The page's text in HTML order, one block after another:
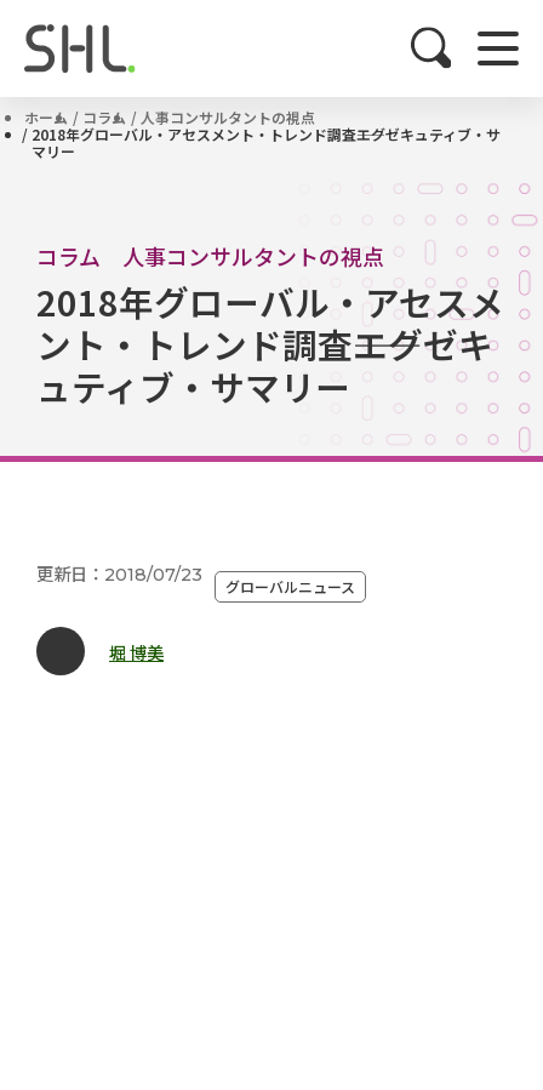
ホーム コラム
人事コンサルタントの視点
2018年グローバル・アセスメント・トレンド調査――エグゼキュティブ・サ
マリー
コラム 人事コンサルタントの視点
2018年グローバル・アセスメ
ント・トレンド調査――エグゼキ
ュティブ・サマリー
更新日：2018/07/23
グローバルニュース
堀 博美